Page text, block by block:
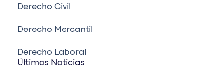
Derecho Civil
Derecho Mercantil
Derecho Laboral
Últimas Noticias